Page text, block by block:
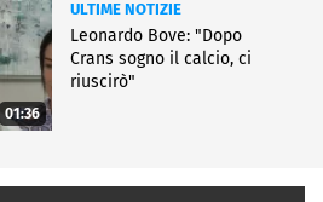
01:36
ULTIME NOTIZIE
Leonardo Bove: "Dopo
Crans sogno il calcio, ci
riuscirò"